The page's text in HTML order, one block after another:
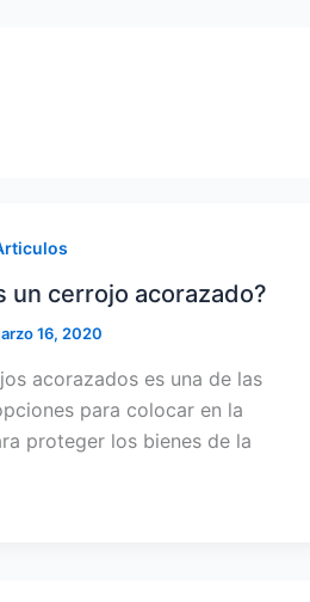
un cerrojo acorazado?
16, 2020
acorazados es una de las
para colocar en la
proteger los bienes de la